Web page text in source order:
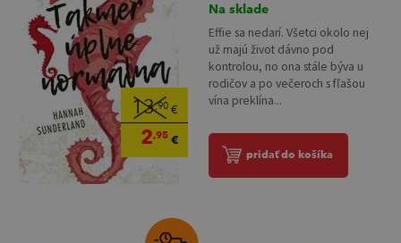
13,90 €
2,95 €
Na sklade
Effie sa nedarí. Všetci okolo nej
už majú život dávno pod
kontrolou, no ona stále býva u
rodičov a po večeroch s fľašou
vína preklína...
pridať do košíka